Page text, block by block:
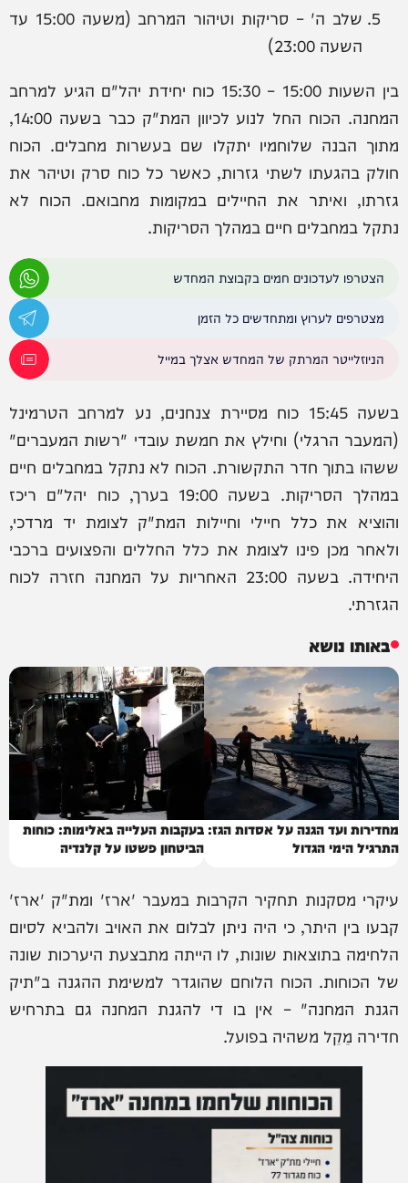
שלב ה' – סריקות וטיהור המרחב (משעה 15:00 עד
השעה 23:00)
בין השעות 15:00 – 15:30 כוח יחידת יהל"ם הגיע למרחב
המחנה. הכוח החל לנוע לכיוון המת"ק כבר בשעה 14:00,
מתוך הבנה שלוחמיו יתקלו שם בעשרות מחבלים. הכוח
חולק בהגעתו לשתי גזרות, כאשר כל כוח סרק וטיהר את
גזרתו, ואיתר את החיילים במקומות מחבואם. הכוח לא
נתקל במחבלים חיים במהלך הסריקות.
הצטרפו לעדכונים חמים בקבוצת המחדש
מצטרפים לערוץ ומתחדשים כל הזמן
הניוזלייטר המרתק של המחדש אצלך במייל
בשעה 15:45 כוח מסיירת צנחנים, נע למרחב הטרמינל
(המעבר הרגלי) וחילץ את חמשת עובדי "רשות המעברים"
ששהו בתוך חדר התקשורת. הכוח לא נתקל במחבלים חיים
במהלך הסריקות. בשעה 19:00 בערך, כוח יהל"ם ריכז
והוציא את כלל חיילי וחיילות המת"ק לצומת יד מרדכי,
ולאחר מכן פינו לצומת את כלל החללים והפצועים ברכבי
היחידה. בשעה 23:00 האחריות על המחנה חזרה לכוח
הגזרתי.
באותו נושא
מחדירות ועד הגנה על אסדות הגז:
התרגיל הימי הגדול
בעקבות העלייה באלימות: כוחות
הביטחון פשטו על קלנדיה
עיקרי מסקנות תחקיר הקרבות במעבר 'ארז' ומת"ק 'ארז'
קבעו בין היתר, כי היה ניתן לבלום את האויב ולהביא לסיום
הלחימה בתוצאות שונות, לו הייתה מתבצעת היערכות שונה
של הכוחות. הכוח הלוחם שהוגדר למשימת ההגנה ב"תיק
הגנת המחנה" – אין בו די להגנת המחנה גם בתרחיש
חדירה מֵקֵל משהיה בפועל.